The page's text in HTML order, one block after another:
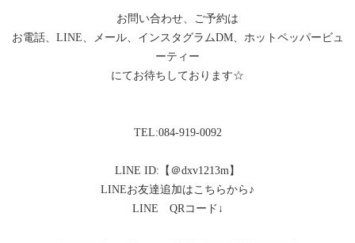
お問い合わせ、ご予約は
お電話、LINE、メール、インスタグラムDM、ホットペッパービュ
ーティー
にてお待ちしております☆
TEL:084-919-0092
LINE ID:【＠dxv1213m】
LINEお友達追加はこちらから♪
LINE QRコード↓